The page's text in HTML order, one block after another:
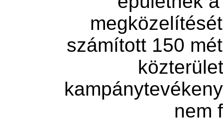
számított 150
nem